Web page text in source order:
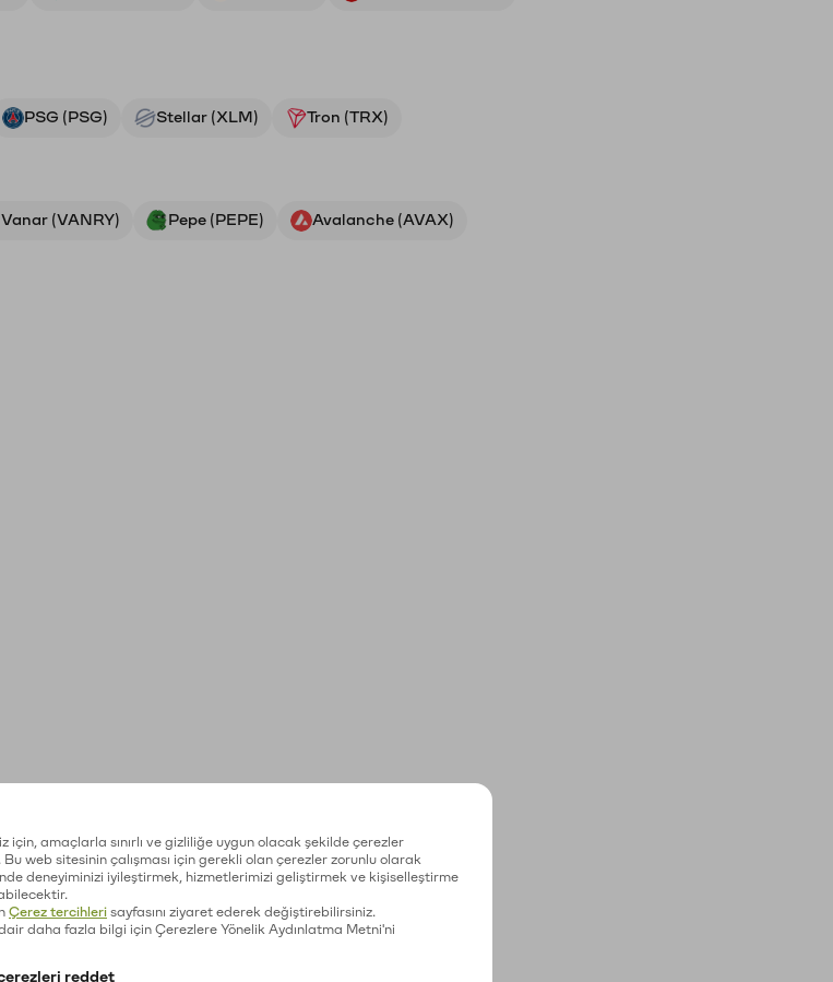
PSG (PSG) Stellar (XLM) Tron (TRX)
Vanar (VANRY) Pepe (PEPE) Avalanche (AVAX)
amaçlarla sınırlı ve gizliliğe uygun olacak şekilde çerezler
web sitesinin çalışması için gerekli olan çerezler zorunlu olarak
deneyiminizi iyileştirmek, hizmetlerimizi geliştirmek ve kişiselleştirme
Çerez tercihleri sayfasını ziyaret ederek değiştirebilirsiniz.
daha fazla bilgi için Çerezlere Yönelik Aydınlatma Metni'ni
reddet